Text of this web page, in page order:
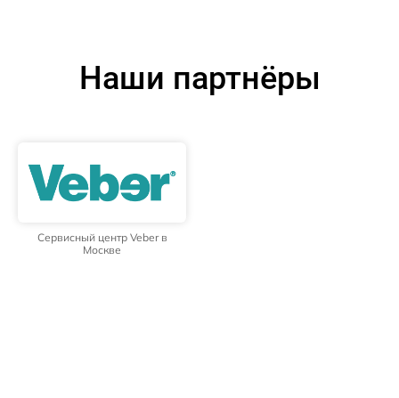
Наши партнёры
Сервисный центр Veber в
Москве